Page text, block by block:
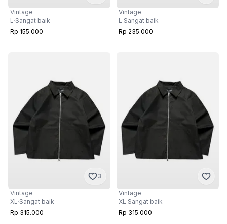
Vintage
L·Sangat baik
Rp 155.000
Vintage
L·Sangat baik
Rp 235.000
3
Vintage
XL ·Sangat baik
Rp 315.000
Vintage
XL ·Sangat baik
Rp 315.000